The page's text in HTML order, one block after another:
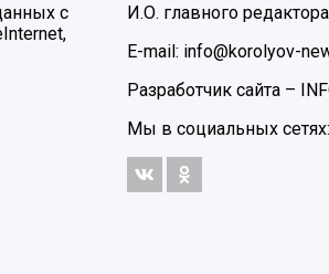
с
И.О. главного
E-mail: info@korolyov-
Разработчик сайта –
Мы в социальных сетях: